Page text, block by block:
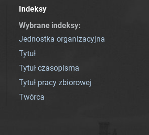
Indeksy
Wybrane indeksy:
Jednostka organizacyjna
Tytuł
Tytuł czasopisma
Tytuł pracy zbiorowej
Twórca